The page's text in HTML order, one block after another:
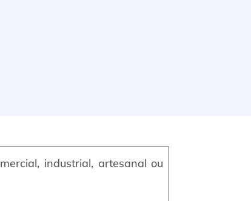
industrial, artesanal ou